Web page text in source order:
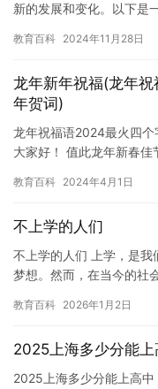
新的发展和变化。以下是
教育百科 2024年11月28日
龙年新年祝福(龙年
年贺词)
龙年祝福语2024最火四个
大家好！ 值此龙年新春
教育百科 2024年4月1日
不上学的人们
不上学的人们 上学，是我
梦想。然而，在当今的社
教育百科 2026年1月2日
2025上海多少分能上
2025上海多少分能上高